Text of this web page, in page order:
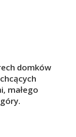
domków
małego